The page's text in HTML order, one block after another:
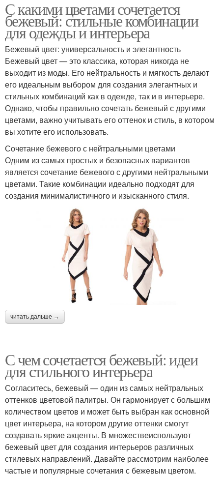
С какими цветами сочетается
бежевый: стильные комбинации
для одежды и интерьера
Бежевый цвет: универсальность и элегантность
Бежевый цвет — это классика, которая никогда не
выходит из моды. Его нейтральность и мягкость делают
его идеальным выбором для создания элегантных и
стильных комбинаций как в одежде, так и в интерьере.
Однако, чтобы правильно сочетать бежевый с другими
цветами, важно учитывать его оттенок и стиль, в котором
вы хотите его использовать.
Сочетание бежевого с нейтральными цветами
Одним из самых простых и безопасных вариантов
является сочетание бежевого с другими нейтральными
цветами. Такие комбинации идеально подходят для
создания минималистичного и изысканного стиля.
читать дальше →
С чем сочетается бежевый: идеи
для стильного интерьера
Согласитесь, бежевый — один из самых нейтральных
оттенков цветовой палитры. Он гармонирует с большим
количеством цветов и может быть выбран как основной
цвет интерьера, на котором другие оттенки смогут
создавать яркие акценты. В множествеиспользуют
бежевый цвет для создания интерьеров различных
стилевых направлений. Давайте рассмотрим наиболее
частые и популярные сочетания с бежевым цветом.